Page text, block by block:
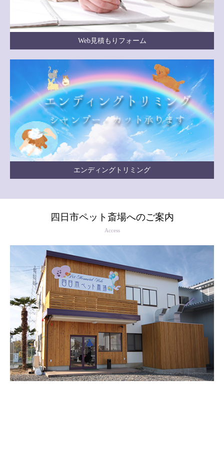
Web見積もりフォーム
エンディングトリミング
四日市ペット斎場へのご案内
Access